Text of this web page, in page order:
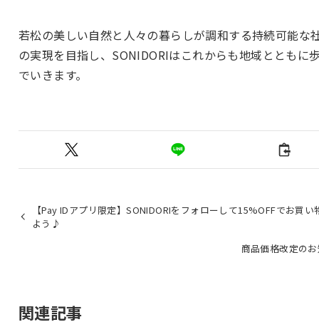
若松の美しい自然と人々の暮らしが調和する持続可能な
の実現を目指し、SONIDORIはこれからも地域とともに
でいきます。
【Pay IDアプリ限定】SONIDORIをフォローして15%OFFでお買い
よう♪
商品価格改定の
関連記事